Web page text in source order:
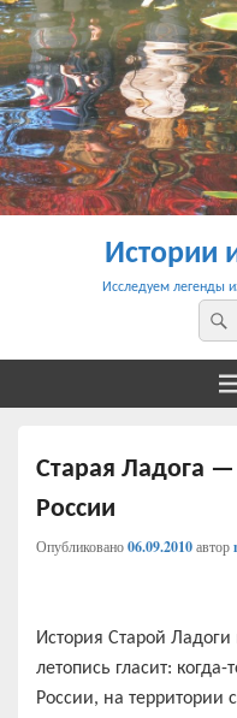
Истории
Исследуем легенды
Старая Ладога
России
Опубликовано06.09.2010автор
История Старой Ладоги
летопись гласит:
России, на